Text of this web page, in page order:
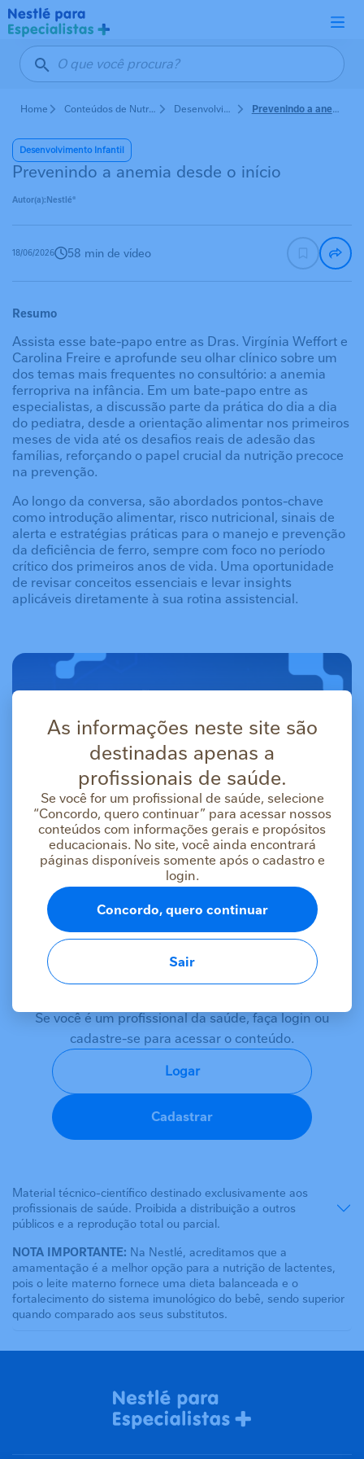
Pular para o conteúdo principal
Home Conteúdos de Nutrição em Pediatria Desenvolvimento Infantil Prevenindo a anemia desde o início
Desenvolvimento Infantil
Prevenindo a anemia desde o início
Autor(a):Nestlé®
18/06/2026 58 min de vídeo
Resumo
Assista esse bate-papo entre as Dras. Virgínia Weffort e
Carolina Freire e aprofunde seu olhar clínico sobre um
dos temas mais frequentes no consultório: a anemia
ferropriva na infância. Em um bate-papo entre as
especialistas, a discussão parte da prática do dia a dia
do pediatra, desde a orientação alimentar nos primeiros
meses de vida até os desafios reais de adesão das
famílias, reforçando o papel crucial da nutrição precoce
na prevenção.
Ao longo da conversa, são abordados pontos-chave
como introdução alimentar, risco nutricional, sinais de
alerta e estratégias práticas para o manejo e prevenção
da deficiência de ferro, sempre com foco no período
crítico dos primeiros anos de vida. Uma oportunidade
de revisar conceitos essenciais e levar insights
aplicáveis diretamente à sua rotina assistencial.
As informações deste conteúdo estão
Se você é um profissional da saúde, faça login ou
cadastre-se para acessar o conteúdo.
Logar
Cadastrar
As informações neste site são
destinadas apenas a
profissionais de saúde.
Se você for um profissional de saúde, selecione
“Concordo, quero continuar” para acessar nossos
conteúdos com informações gerais e propósitos
educacionais. No site, você ainda encontrará
páginas disponíveis somente após o cadastro e
login.
Concordo, quero continuar
Sair
Material técnico-científico destinado exclusivamente aos
profissionais de saúde. Proibida a distribuição a outros
públicos e a reprodução total ou parcial.
NOTA IMPORTANTE: Na Nestlé, acreditamos que a
amamentação é a melhor opção para a nutrição de lactentes,
pois o leite materno fornece uma dieta balanceada e o
fortalecimento do sistema imunológico do bebê, sendo superior
quando comparado aos seus substitutos.